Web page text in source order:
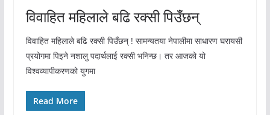
विवाहित महिलाले बढि रक्सी पिउँछन्
विवाहित महिलाले बढि रक्सी पिउँछन् ! सामन्यतया नेपालीमा साधारण घरायसी
प्रयोगमा पिइने नशालु पदार्थलाई रक्सी भनिन्छ। तर आजको यो
विश्वव्यापीकरणको युगमा
Read More